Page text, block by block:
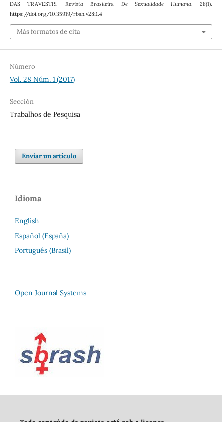
DAS TRAVESTIS. Revista Brasileira De Sexualidade Humana,28(1).
https://doi.org/10.35919/rbsh.v28i1.4
Más formatos de cita
Número
Vol. 28 Núm. 1 (2017)
Sección
Trabalhos de Pesquisa
Enviar un artículo
Idioma
English
Español (España)
Português (Brasil)
Open Journal Systems